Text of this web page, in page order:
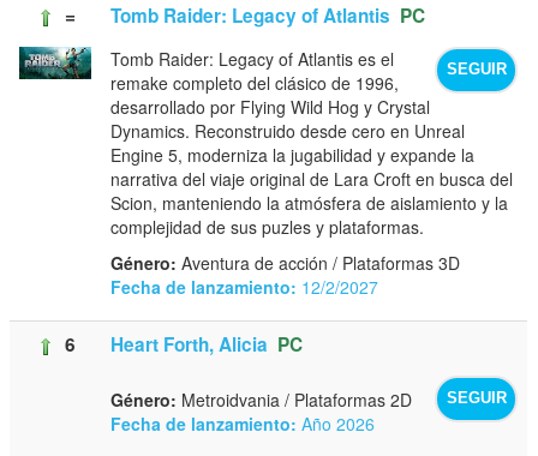
= Tomb Raider: Legacy of Atlantis PC
SEGUIR
Tomb Raider: Legacy of Atlantis es el
remake completo del clásico de 1996,
desarrollado por Flying Wild Hog y Crystal
Dynamics. Reconstruido desde cero en Unreal
Engine 5, moderniza la jugabilidad y expande la
narrativa del viaje original de Lara Croft en busca del
Scion, manteniendo la atmósfera de aislamiento y la
complejidad de sus puzles y plataformas.
Género: Aventura de acción / Plataformas 3D
Fecha de lanzamiento: 12/2/2027
6 Heart Forth, Alicia PC
SEGUIR
Género: Metroidvania / Plataformas 2D
Fecha de lanzamiento: Año 2026